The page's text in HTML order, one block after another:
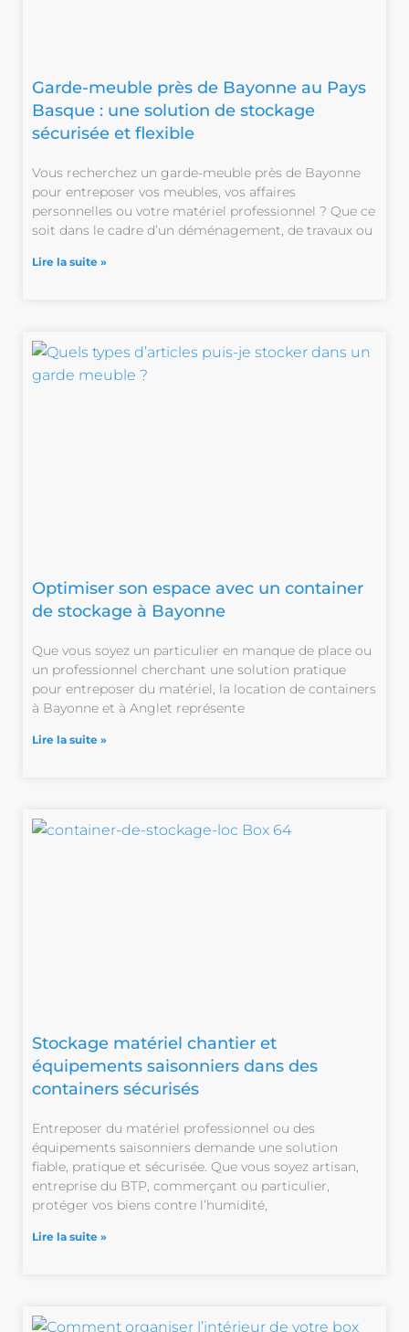
Garde-meuble près de Bayonne au Pays
Basque : une solution de stockage
sécurisée et flexible
Vous recherchez un garde-meuble près de Bayonne
pour entreposer vos meubles, vos affaires
personnelles ou votre matériel professionnel ? Que ce
soit dans le cadre d’un déménagement, de travaux ou
Lire la suite »
Optimiser son espace avec un container
de stockage à Bayonne
Que vous soyez un particulier en manque de place ou
un professionnel cherchant une solution pratique
pour entreposer du matériel, la location de containers
à Bayonne et à Anglet représente
Lire la suite »
Stockage matériel chantier et
équipements saisonniers dans des
containers sécurisés
Entreposer du matériel professionnel ou des
équipements saisonniers demande une solution
fiable, pratique et sécurisée. Que vous soyez artisan,
entreprise du BTP, commerçant ou particulier,
protéger vos biens contre l’humidité,
Lire la suite »